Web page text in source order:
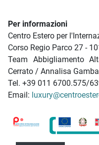
Per informazioni
Centro Estero per
Corso Regio Parco 27 -
Team Abbigliamento
Cerrato / Annalisa Gamba
Tel. +39 011 6700.575/
Email: